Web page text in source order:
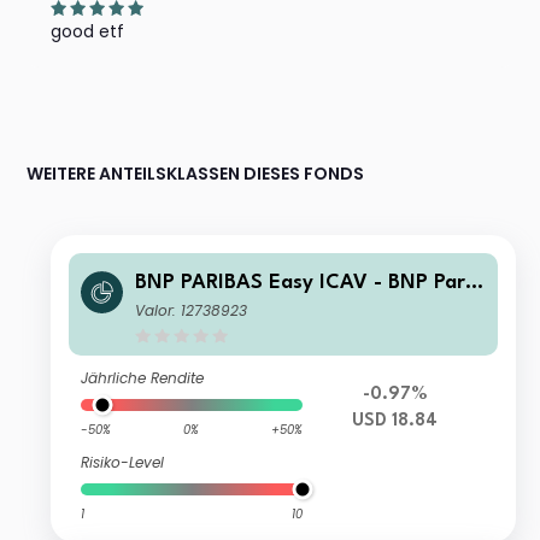
good etf
WEITERE ANTEILSKLASSEN DIESES FONDS
BNP PARIBAS Easy ICAV - BNP Parib
as Easy S&P 500 Scored and Screen
Valor: 12738923
Jährliche Rendite
-50% 0% +50%
Risiko-Level
1 10
-0.97%
USD 18.84